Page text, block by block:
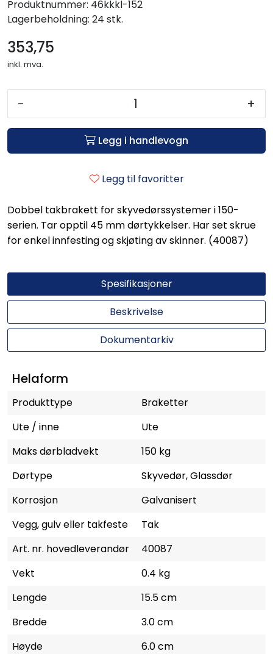
Produktnummer: 46kkkl-152
Lagerbeholdning: 24 stk.
353,75
inkl. mva.
- +
Legg i handlevogn
Legg til favoritter
Dobbel takbrakett for skyvedørssystemer i 150-
serien. Tar opptil 45 mm dørtykkelser. Har set skrue
for enkel innfesting og skjøting av skinner. (40087)
Spesifikasjoner
Beskrivelse
Dokumentarkiv
Helaform
Produkttype
Braketter
Ute / inne
Ute
Maks dørbladvekt
150 kg
Dørtype
Skyvedør, Glassdør
Korrosjon
Galvanisert
Vegg, gulv eller takfeste
Tak
Art. nr. hovedleverandør
40087
Vekt
0.4 kg
Lengde
15.5 cm
Bredde
3.0 cm
Høyde
6.0 cm